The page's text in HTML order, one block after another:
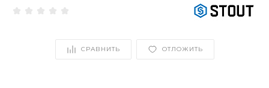
СРАВНИТЬ ОТЛОЖИТЬ